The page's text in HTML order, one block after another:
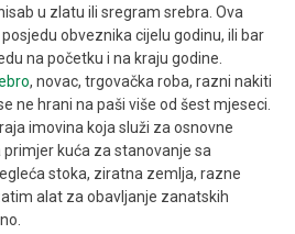
u zlatu ili sregram srebra. Ova
obveznika cijelu godinu, ili bar
na početku i na kraju godine.
, novac, trgovačka roba, razni nakiti
ne hrani na paši više od šest mjeseci.
imovina koja služi za osnovne
kuća za stanovanje sa
stoka, ziratna zemlja, razne
alat za obavljanje zanatskih